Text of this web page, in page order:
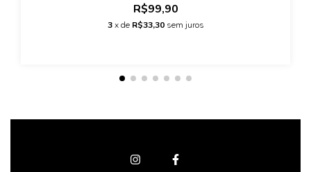
R$99,90
3 x de R$33,30 sem juros